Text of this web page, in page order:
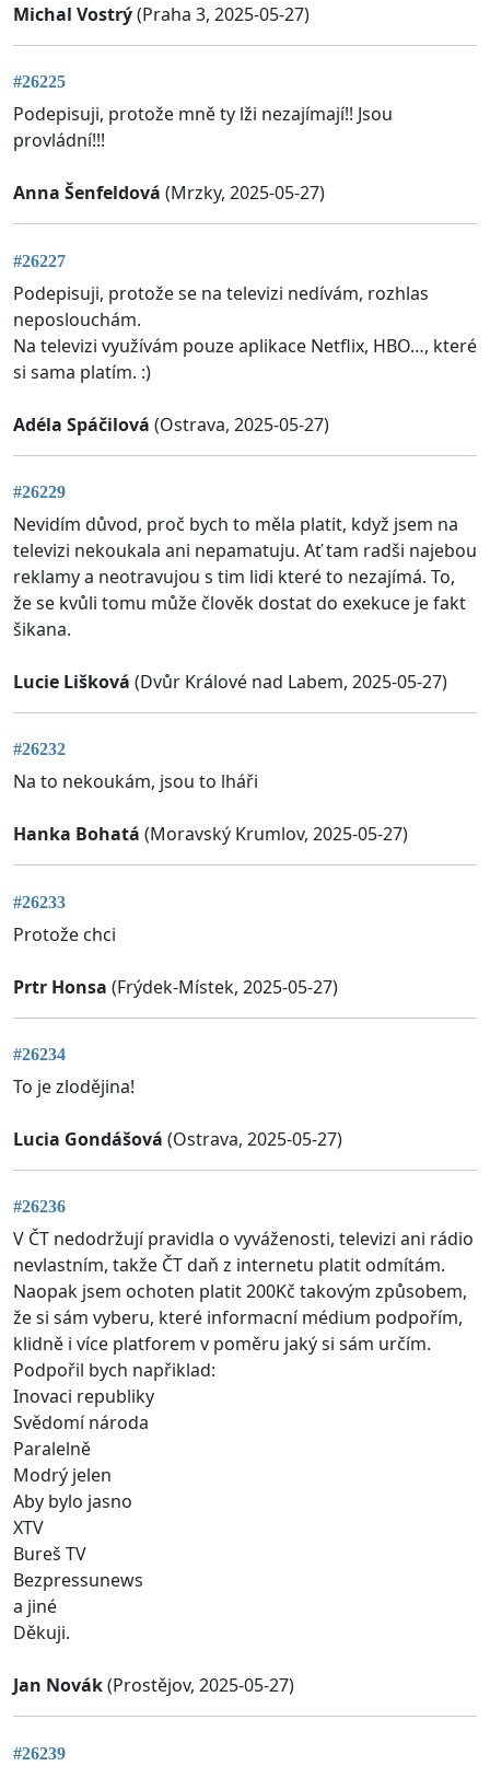
Michal Vostrý(Praha 3, 2025-05-27)
#26225
Podepisuji, protože mně ty lži nezajímají!! Jsou
provládní!!!
Anna Šenfeldová (Mrzky, 2025-05-27)
#26227
Podepisuji, protože se na televizi nedívám, rozhlas
neposlouchám.
Na televizi využívám pouze aplikace Netflix, HBO…, které
si sama platím. :)
Adéla Spáčilová (Ostrava, 2025-05-27)
#26229
Nevidím důvod, proč bych to měla platit, když jsem na
televizi nekoukala ani nepamatuju. Ať tam radši najebou
reklamy a neotravujou s tim lidi které to nezajímá. To,
že se kvůli tomu může člověk dostat do exekuce je fakt
šikana.
Lucie Lišková (Dvůr Králové nad Labem, 2025-05-27)
#26232
Na to nekoukám, jsou to lháři
Hanka Bohatá (Moravský Krumlov, 2025-05-27)
#26233
Protože chci
Prtr Honsa (Frýdek-Místek, 2025-05-27)
#26234
To je zlodějina!
Lucia Gondášová (Ostrava, 2025-05-27)
#26236
V ČT nedodržují pravidla o vyváženosti, televizi ani rádio
nevlastním, takže ČT daň z internetu platit odmítám.
Naopak jsem ochoten platit 200Kč takovým způsobem,
že si sám vyberu, které informacní médium podpořím,
klidně i více platforem v poměru jaký si sám určím.
Podpořil bych napřiklad:
Inovaci republiky
Svědomí národa
Paralelně
Modrý jelen
Aby bylo jasno
XTV
Bureš TV
Bezpressunews
a jiné
Děkuji.
Jan Novák(Prostějov, 2025-05-27)
#26239